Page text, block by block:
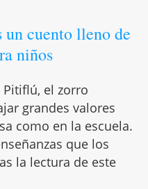
cuento lleno de
niños
el zorro
grandes valores
como en la escuela.
que los
la lectura de este